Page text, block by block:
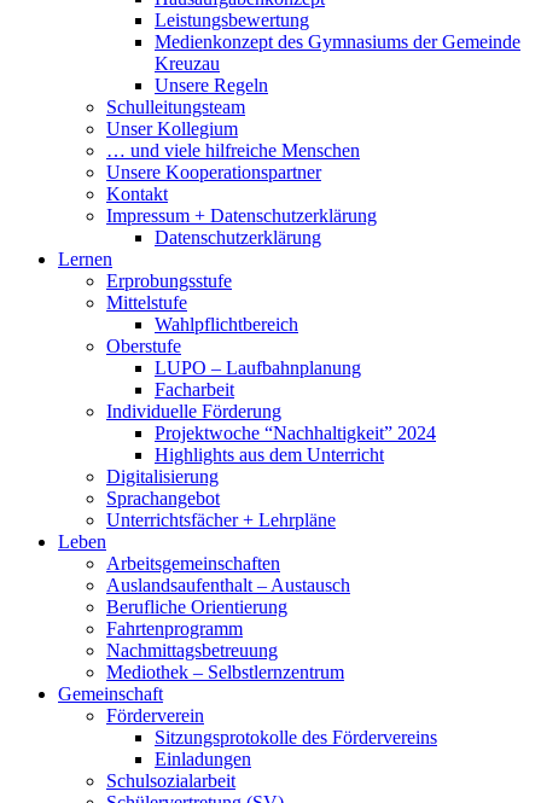
Leistungsbewertung
Medienkonzept des Gymnasiums der Gemeinde
Kreuzau
Unsere Regeln
Schulleitungsteam
Unser Kollegium
… und viele hilfreiche Menschen
Unsere Kooperationspartner
Kontakt
Impressum + Datenschutzerklärung
Datenschutzerklärung
Lernen
Erprobungsstufe
Mittelstufe
Wahlpflichtbereich
Oberstufe
LUPO – Laufbahnplanung
Facharbeit
Individuelle Förderung
Projektwoche “Nachhaltigkeit” 2024
Highlights aus dem Unterricht
Digitalisierung
Sprachangebot
Unterrichtsfächer + Lehrpläne
Leben
Arbeitsgemeinschaften
Auslandsaufenthalt – Austausch
Berufliche Orientierung
Fahrtenprogramm
Nachmittagsbetreuung
Mediothek – Selbstlernzentrum
Gemeinschaft
Förderverein
Sitzungsprotokolle des Fördervereins
Einladungen
Schulsozialarbeit